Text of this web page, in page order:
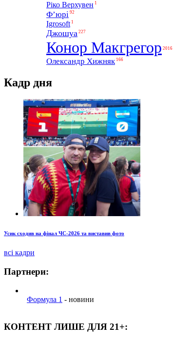
Ріко Верхувен 1
Ф’юрі 92
Igrosoft 1
Джошуа 227
Конор Макгрегор 2016
Олександр Хижняк 166
Кадр дня
Усик сходив на фінал ЧС-2026 та виставив фото
всі кадри
Партнери:
Формула 1 - новини
КОНТЕНТ ЛИШЕ ДЛЯ 21+: